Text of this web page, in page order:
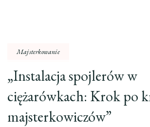
Majsterkowanie
„Instalacja spojlerów w
ciężarówkach: Krok po
majsterkowiczów”